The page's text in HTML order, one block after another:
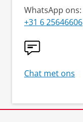
WhatsApp ons:
+31 6 25646606
Chat met ons